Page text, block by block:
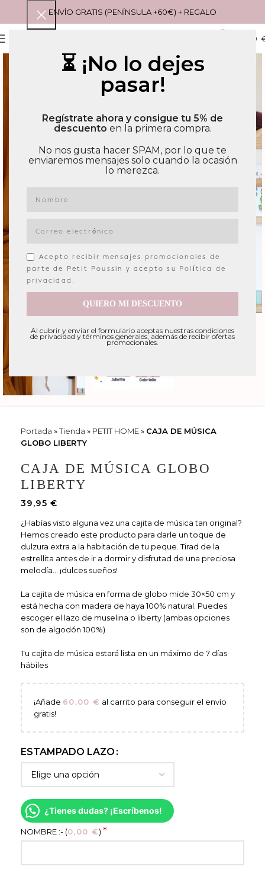
⏳ ¡No lo dejes
pasar!
Regístrate ahora y consigue tu 5% de
descuento en la primera compra.
No nos gusta hacer SPAM, por lo que te
enviaremos mensajes solo cuando la ocasión
lo merezca.
Acepto recibir mensajes promocionales de
parte de Petit Poussin y acepto su Política de
privacidad .
QUIERO MI DESCUENTO
Al cubrir y enviar el formulario aceptas nuestras condiciones
de privacidad y términos generales, además de recibir ofertas
promocionales.
ENVÍO GRATIS (PENÍNSULA +60€) + REGALO
0,00
Portada »Tienda » PETIT HOME» CAJA DE MÚSICA
GLOBO LIBERTY
CAJA DE MÚSICA GLOBO
LIBERTY
39,95€
¿Habías visto alguna vez una cajita de música tan original?
Hemos creado este producto para darle un toque de
dulzura extra a la habitación de tu peque. Tirad de la
estrellita antes de ir a dormir y disfrutad de una preciosa
melodía… ¡dulces sueños!
La cajita de música en forma de globo mide 30×50 cm y
está hecha con madera de haya 100% natural. Puedes
escoger el lazo de muselina o liberty (ambas opciones
son de algodón 100%)
Tu cajita de música estará lista en un máximo de 7 días
hábiles
¡Añade 60,00 € al carrito para conseguir el envío
gratis!
ESTAMPADO LAZO
¿Tienes dudas? ¡Escríbenos!
NOMBRE :- (0,00 €) *